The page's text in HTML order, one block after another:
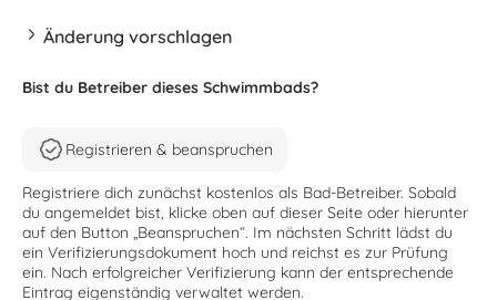
Änderung vorschlagen
Bist du Betreiber dieses Schwimmbads?
Registrieren & beanspruchen
Registriere dich zunächst kostenlos als Bad-Betreiber. Sobald
du angemeldet bist, klicke oben auf dieser Seite oder hierunter
auf den Button „Beanspruchen“. Im nächsten Schritt lädst du
ein Verifizierungsdokument hoch und reichst es zur Prüfung
ein. Nach erfolgreicher Verifizierung kann der entsprechende
Eintrag eigenständig verwaltet werden.